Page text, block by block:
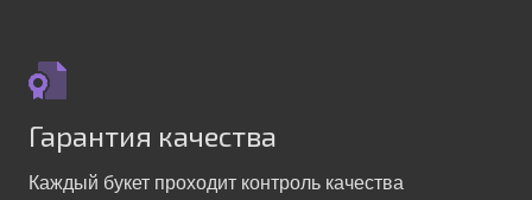
Гарантия качества
Каждый букет проходит контроль качества